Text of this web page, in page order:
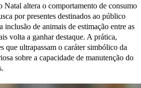
Natal altera o comportamento de consumo
por presentes destinados ao público
inclusão de animais de estimação entre as
volta a ganhar destaque. A prática,
que ultrapassam o caráter simbólico da
sobre a capacidade de manutenção do